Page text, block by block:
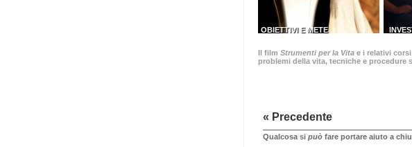
OBIETTIVI E METE
Il film Strumenti per la Vita e i relativi
problemi della vita, tecniche e
« Precedente
Qualcosa si può fare portare aiuto a